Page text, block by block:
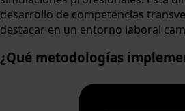
desarrollo de competencias
destacar en un entorno laboral
¿Qué metodologías